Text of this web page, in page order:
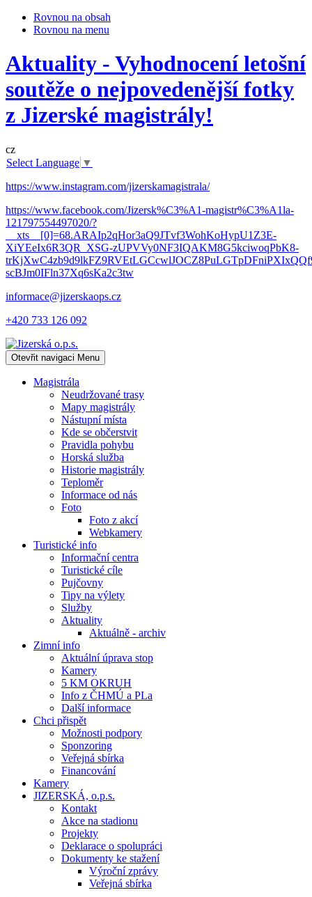
Rovnou na obsah
Rovnou na menu
Aktuality - Vyhodnocení letošní
soutěže o nejpovedenější fotky
z Jizerské magistrály!
cz
Select Language ▼
https://www.instagram.com/jizerskamagistrala/
https://www.facebook.com/Jizersk%C3%A1-magistr%C3%A1la-
121797554497020/?
__xts__[0]=68.ARAIp2qHor3aQ9JTvf3WohKoHypU1Z3E-
XiYEeIx6R3QR_XSG-zUPVVy0NF3IQAKM8G5kciwoqPbK8-
scBJm0IFln37Xq6sKa2c3tw
informace@jizerskaops.cz
+420 733 126 092
Otevřit navigaci Menu
Magistrála
Neudržované trasy
Mapy magistrály
Nástupní místa
Kde se občerstvit
Pravidla pohybu
Horská služba
Historie magistrály
Teploměr
Informace od nás
Foto
Foto z akcí
Webkamery
Turistické info
Informační centra
Turistické cíle
Pujčovny
Tipy na výlety
Služby
Aktuality
Aktuálně - archiv
Zimní info
Aktuální úprava stop
Kamery
5 KM OKRUH
Info z ČHMÚ a PLa
Další informace
Chci přispět
Možnosti podpory
Sponzoring
Veřejná sbírka
Financování
Kamery
JIZERSKÁ, o.p.s.
Kontakt
Akce na stadionu
Projekty
Deklarace o spolupráci
Dokumenty ke stažení
Výroční zprávy
Veřejná sbírka